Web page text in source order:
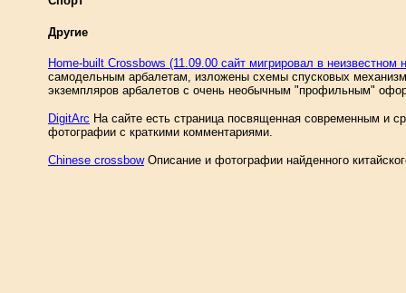
Другие
Home-built Crossbows (11.09.00 сайт мигрировал в неизвестном
самодельным арбалетам, изложены схемы спусковых
экземпляров арбалетов с очень необычным "профильным"
DigitArc На сайте есть страница посвященная современным и
фотографии с краткими комментариями.
Chinese crossbowОписание и фотографии найденного